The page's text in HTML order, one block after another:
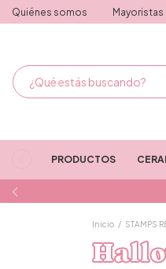
Quiénes somos Mayoristas
PRODUCTOS
Inicio / STAMPS